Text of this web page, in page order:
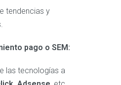
tendencias y
pago o SEM:
las tecnologías a